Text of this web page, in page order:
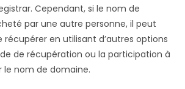
Cependant, si le nom de
par une autre personne, il peut
récupérer en utilisant d’autres options
de récupération ou la participation à
le nom de domaine.